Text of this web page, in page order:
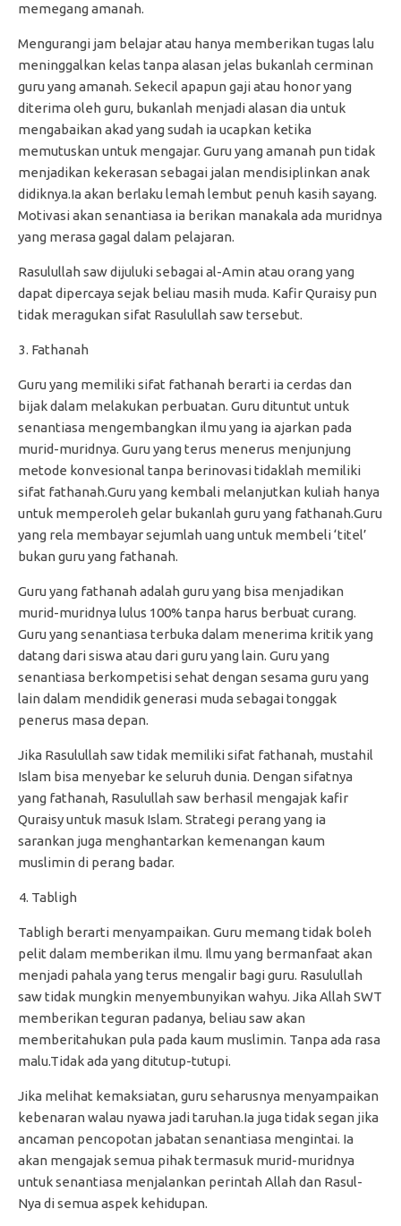
memegang amanah.
Mengurangi jam belajar atau hanya memberikan tugas lalu
meninggalkan kelas tanpa alasan jelas bukanlah cerminan
guru yang amanah. Sekecil apapun gaji atau honor yang
diterima oleh guru, bukanlah menjadi alasan dia untuk
mengabaikan akad yang sudah ia ucapkan ketika
memutuskan untuk mengajar. Guru yang amanah pun tidak
menjadikan kekerasan sebagai jalan mendisiplinkan anak
didiknya.Ia akan berlaku lemah lembut penuh kasih sayang.
Motivasi akan senantiasa ia berikan manakala ada muridnya
yang merasa gagal dalam pelajaran.
Rasulullah saw dijuluki sebagai al-Amin atau orang yang
dapat dipercaya sejak beliau masih muda. Kafir Quraisy pun
tidak meragukan sifat Rasulullah saw tersebut.
Fathanah
Guru yang memiliki sifat fathanah berarti ia cerdas dan
bijak dalam melakukan perbuatan. Guru dituntut untuk
senantiasa mengembangkan ilmu yang ia ajarkan pada
murid-muridnya. Guru yang terus menerus menjunjung
metode konvesional tanpa berinovasi tidaklah memiliki
sifat fathanah.Guru yang kembali melanjutkan kuliah hanya
untuk memperoleh gelar bukanlah guru yang fathanah.Guru
yang rela membayar sejumlah uang untuk membeli ‘titel’
bukan guru yang fathanah.
Guru yang fathanah adalah guru yang bisa menjadikan
murid-muridnya lulus 100% tanpa harus berbuat curang.
Guru yang senantiasa terbuka dalam menerima kritik yang
datang dari siswa atau dari guru yang lain. Guru yang
senantiasa berkompetisi sehat dengan sesama guru yang
lain dalam mendidik generasi muda sebagai tonggak
penerus masa depan.
Jika Rasulullah saw tidak memiliki sifat fathanah, mustahil
Islam bisa menyebar ke seluruh dunia. Dengan sifatnya
yang fathanah, Rasulullah saw berhasil mengajak kafir
Quraisy untuk masuk Islam. Strategi perang yang ia
sarankan juga menghantarkan kemenangan kaum
muslimin di perang badar.
Tabligh
Tabligh berarti menyampaikan. Guru memang tidak boleh
pelit dalam memberikan ilmu. Ilmu yang bermanfaat akan
menjadi pahala yang terus mengalir bagi guru. Rasulullah
saw tidak mungkin menyembunyikan wahyu. Jika Allah SWT
memberikan teguran padanya, beliau saw akan
memberitahukan pula pada kaum muslimin. Tanpa ada rasa
malu.Tidak ada yang ditutup-tutupi.
Jika melihat kemaksiatan, guru seharusnya menyampaikan
kebenaran walau nyawa jadi taruhan.Ia juga tidak segan jika
ancaman pencopotan jabatan senantiasa mengintai. Ia
akan mengajak semua pihak termasuk murid-muridnya
untuk senantiasa menjalankan perintah Allah dan Rasul-
Nya di semua aspek kehidupan.